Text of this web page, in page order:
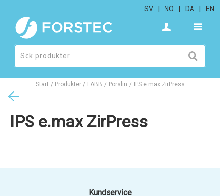
SV NO DA EN
Start / Produkter / LABB / Porslin / IPS e.max ZirPress
IPS e.max ZirPress
Kundservice